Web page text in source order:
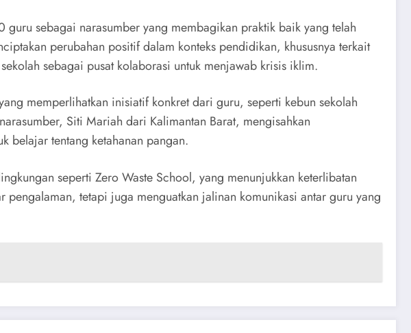
sebagai narasumber yang membagikan praktik baik yang telah
perubahan positif dalam konteks pendidikan, khususnya terkait
sebagai pusat kolaborasi untuk menjawab krisis iklim.
memperlihatkan inisiatif konkret dari guru, seperti kebun sekolah
Siti Mariah dari Kalimantan Barat, mengisahkan
belajar tentang ketahanan pangan.
seperti Zero Waste School, yang menunjukkan keterlibatan
tetapi juga menguatkan jalinan komunikasi antar guru yang